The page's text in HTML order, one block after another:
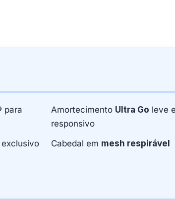
para
Amortecimento Ultra Go leve e
responsivo
exclusivo Cabedal em mesh respirável